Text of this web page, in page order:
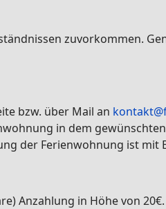
zuvorkommen.
bzw. über Mail an
in dem
der Ferienwohnung ist
Anzahlung in Höhe von